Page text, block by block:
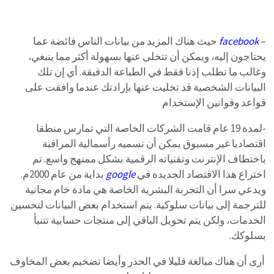
–
facebook حيث هناك المزيد من بيانات الناس فائضة عما
يحتاجون إليه، ويمكن أن تتخلى عنها بسهولة أكثر مما ينبغي،
وغالب ما تطلب إذنا فقط في الطباعة الدقيقة. أي إن تلك
البيانات الشخصية قد تخليت عنها بإرادتك عندما وافقت على
قواعد وقوانين الإستخدام
-لمدة 19 عام قامت الشركات الخاصة التي تمارس منطقا
اقتصاديا غير مسبوق يمكن أن نسميه رأسمالية المراقبة
باختطاف الإنترنت وتقنياته الرقمية بشكل ممنهج واسع. تم
اختراع هذا الاقتصاد الجديدة فيgoogle
بداية من عام 2000م.
ويدعي سرا أن التجربة البشرية الخاصة هي مادة خام مجانية
للترجمة إلى بيانات سلوكية. يتم استخدام بعض البيانات لتحسين
الخدمات، ولكن يتم تحويل الباقي إلى منتجات حسابية تتنبأ
بسلوكك.
أرى أن هناك مبالغة قليلا في الحذر وأيضا تضخيم بعض المخاوف